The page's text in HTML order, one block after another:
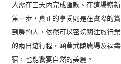
人需在三天內完成匯款。在這場嶄
第一步，真正的享受則是在實際的
到房的人，依然可以密切關注旅行
的兩日遊行程，涵蓋武陵農場及福
宿，也能饗宴自然的美麗。